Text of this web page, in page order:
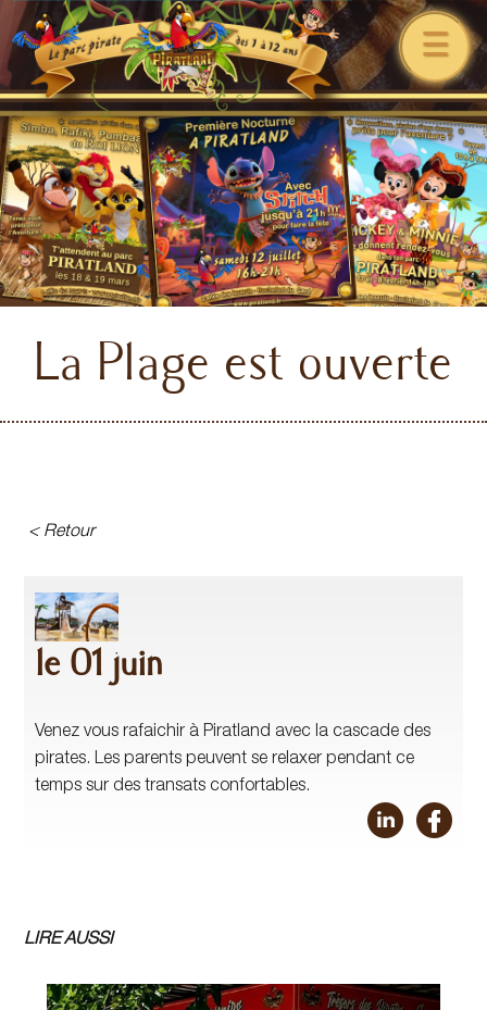
☰
La Plage est ouverte
< Retour
le 01 juin
Venez vous rafaichir à Piratland avec la cascade des
pirates. Les parents peuvent se relaxer pendant ce
temps sur des transats confortables.
LIRE AUSSI